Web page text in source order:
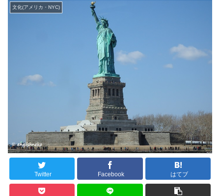
文化(アメリカ・NYC)
Twitter Facebook はてブ